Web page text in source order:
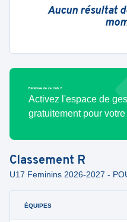
Aucun résultat
Bénévole de ce club ?
Activez l'espace de
gratuitement pour votre
Classement R
U17 Feminins 2026-2027 -
ÉQUIPES